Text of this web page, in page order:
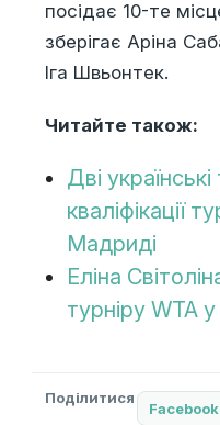
посідає 10-те
зберігає Аріна
Іга Швьонтек.
Читайте також:
Дві
кваліфікації
Мадриді
Еліна
турніру WTA у
Поділитися
Facebook